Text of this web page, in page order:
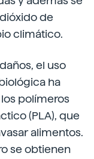
de
climático.
el uso
ha
polímeros
(PLA), que
alimentos.
se obtienen